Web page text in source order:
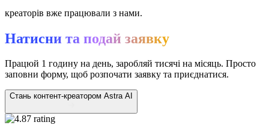
креаторів вже працювали з нами.
Натисни та подай заявку
Працюй 1 годину на день, заробляй тисячі на місяць. Просто
заповни форму, щоб розпочати заявку та приєднатися.
Стань контент-креатором Astra AI